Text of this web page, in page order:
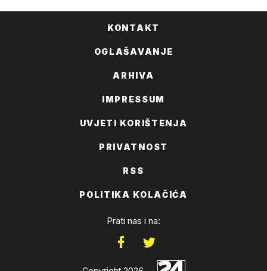
KONTAKT
OGLAŠAVANJE
ARHIVA
IMPRESSUM
UVJETI KORIŠTENJA
PRIVATNOST
RSS
POLITIKA KOLAČIĆA
Prati nas i na: